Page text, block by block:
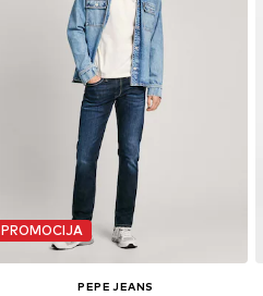
PROMOCIJA
PEPE JEANS